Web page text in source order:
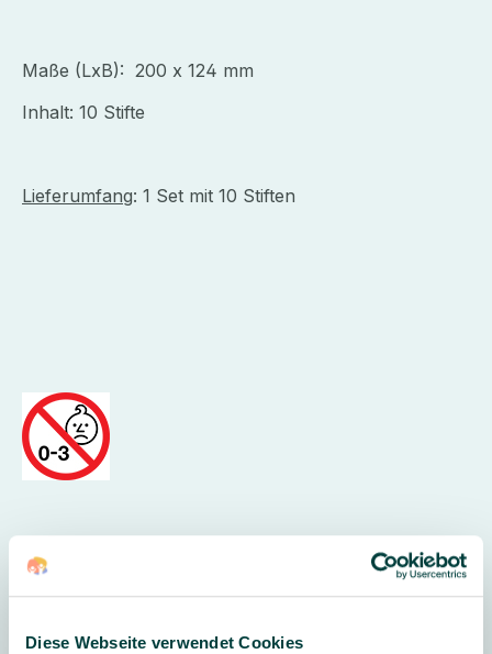
Diese Webseite verwendet Cookies
Maße (LxB): 200 x 124 mm
Inhalt: 10 Stifte
Lieferumfang: 1 Set mit 10 Stiften
ACHTUNG:Nicht für Kinder unter 3 Jahren geeignet.